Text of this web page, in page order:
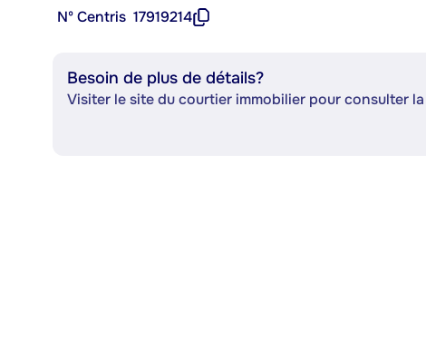
Nº Centris 17919214
Besoin de plus de détails?
Visiter le site du courtier immobilier pour consulter